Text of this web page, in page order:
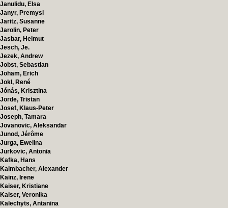
Janulidu, Elsa
Janyr, Premysl
Jaritz, Susanne
Jarolin, Peter
Jasbar, Helmut
Jesch, Je.
Jezek, Andrew
Jobst, Sebastian
Joham, Erich
Jokl, René
Jónás, Krisztina
Jorde, Tristan
Josef, Klaus-Peter
Joseph, Tamara
Jovanovic, Aleksandar
Junod, Jérôme
Jurga, Ewelina
Jurkovic, Antonia
Kafka, Hans
Kaimbacher, Alexander
Kainz, Irene
Kaiser, Kristiane
Kaiser, Veronika
Kalechyts, Antanina